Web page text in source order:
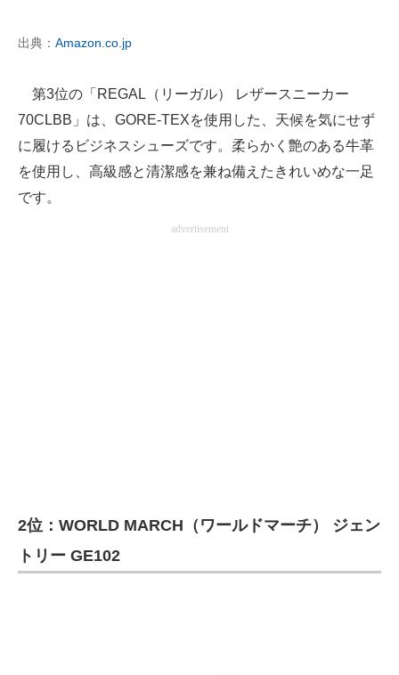
出典： Amazon.co.jp
第3位の「REGAL（リーガル） レザースニーカー
70CLBB」は、GORE-TEXを使用した、天候を気にせず
に履けるビジネスシューズです。柔らかく艶のある牛革
を使用し、高級感と清潔感を兼ね備えたきれいめな一足
です。
advertisement
2位：WORLD MARCH（ワールドマーチ） ジェン
トリー GE102